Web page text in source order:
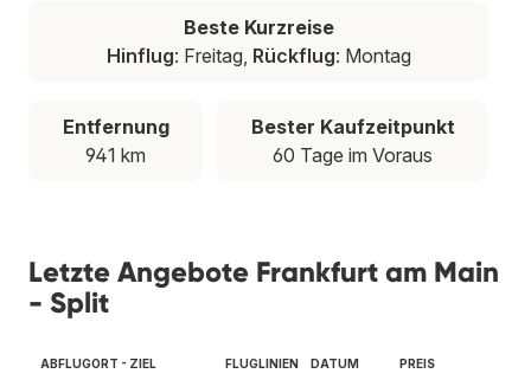
Beste Kurzreise
Hinflug: Freitag, Rückflug: Montag
Entfernung
941 km
Bester Kaufzeitpunkt
60 Tage im Voraus
Letzte Angebote Frankfurt am Main
- Split
ABFLUGORT - ZIEL FLUGLINIEN DATUM PREIS